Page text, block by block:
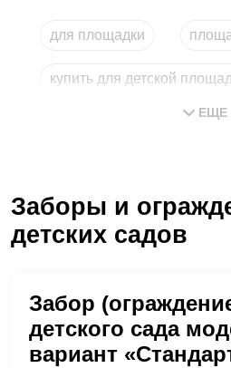
для площадки
купить для детской
купить для детских
ЕЩЕ
Заборы и
детских садов
Забор
детского сада
вариант